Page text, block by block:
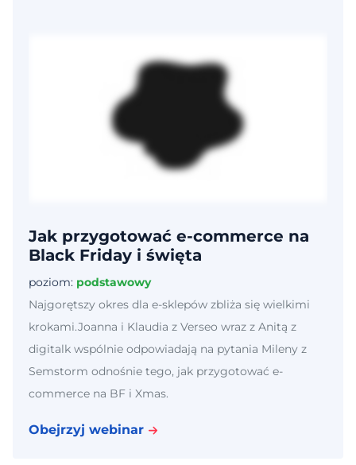
Jak przygotować e-commerce na
Black Friday i święta
poziom: podstawowy
Najgorętszy okres dla e-sklepów zbliża się wielkimi
krokami.Joanna i Klaudia z Verseo wraz z Anitą z
digitalk wspólnie odpowiadają na pytania Mileny z
Semstorm odnośnie tego, jak przygotować e-
commerce na BF i Xmas.
Obejrzyj webinar